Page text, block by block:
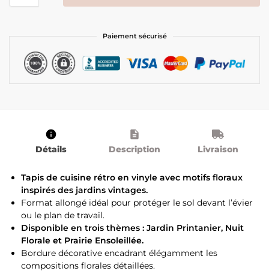
Paiement sécurisé
Détails Description Livraison
Tapis de cuisine rétro en vinyle avec motifs floraux
inspirés des jardins vintages.
Format allongé idéal pour protéger le sol devant l’évier
ou le plan de travail.
Disponible en trois thèmes : Jardin Printanier, Nuit
Florale et Prairie Ensoleillée.
Bordure décorative encadrant élégamment les
compositions florales détaillées.